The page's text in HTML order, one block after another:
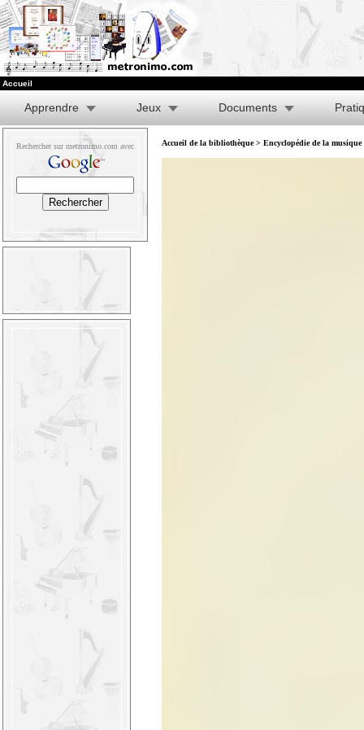
Accueil
Apprendre Jeux Documents
Rechercher sur metronimo.com avec Accueil de la bibliothèque> Encyclopédie de la